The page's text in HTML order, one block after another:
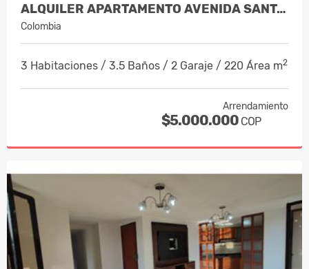
ALQUILER APARTAMENTO AVENIDA SANTAND…
Colombia
3 Habitaciones / 3.5 Baños / 2 Garaje / 220 Área m2
Arrendamiento
$5.000.000 COP